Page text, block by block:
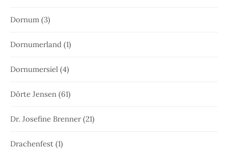
Dornum (3)
Dornumerland (1)
Dornumersiel (4)
Dörte Jensen (61)
Dr. Josefine Brenner(21)
Drachenfest (1)